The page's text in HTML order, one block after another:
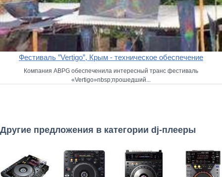
Фестиваль ”Vertigo”, Крым - техническое обеспечение
Компания ABPG обеспеченила интересный транс фестиваль
«Vertigo»nbsp;прошедший...
Другие предложения в категории dj-плееры